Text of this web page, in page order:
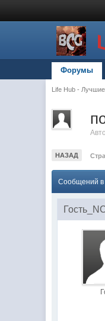
Форумы
Life Hub -
НАЗАД
Сообщений в